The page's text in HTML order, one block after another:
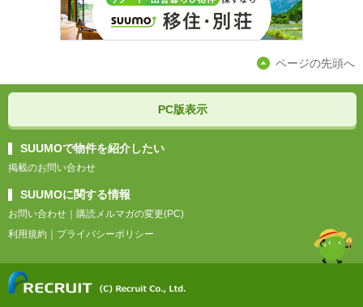
ページの先頭へ
PC版表示
SUUMOで物件を紹介したい
掲載のお問い合わせ
SUUMOに関する情報
お問い合わせ ｜ 購読メルマガの変更(PC)
利用規約 ｜ プライバシーポリシー